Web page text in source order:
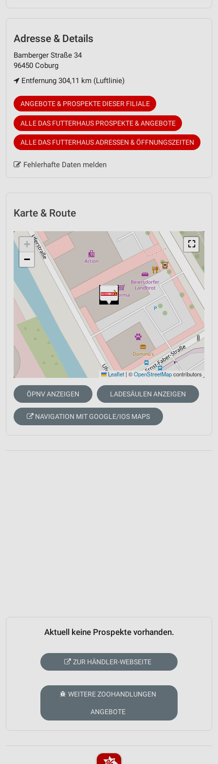
Adresse & Details
Bamberger Straße 34
96450 Coburg
Entfernung 304,11 km (Luftlinie)
ANGEBOTE & PROSPEKTE DIESER FILIALE
ALLE DAS FUTTERHAUS PROSPEKTE & ANGEBOTE
ALLE DAS FUTTERHAUS ADRESSEN & ÖFFNUNGSZEITEN
Fehlerhafte Daten melden
Karte & Route
⛶
+
−
Leaflet | ©OpenStreetMapcontributors
ÖPNV ANZEIGEN LADESÄULEN ANZEIGEN
NAVIGATION MIT GOOGLE/IOS MAPS
Aktuell keine Prospekte vorhanden.
ZUR HÄNDLER-WEBSEITE
WEITERE ZOOHANDLUNGEN
ANGEBOTE